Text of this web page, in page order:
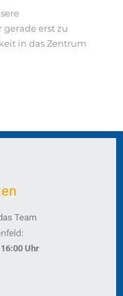
erst zu
in das Zentrum
Team
Uhr